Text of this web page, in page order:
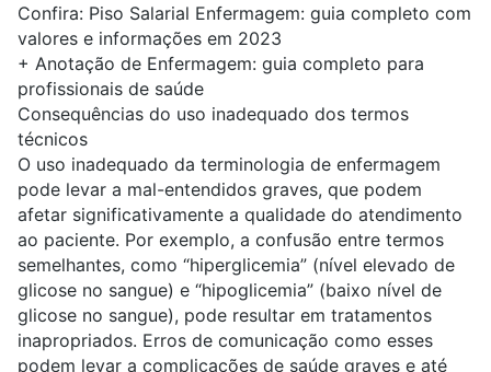
Confira: Piso Salarial Enfermagem: guia completo com
valores e informações em 2023
+ Anotação de Enfermagem: guia completo para
profissionais de saúde
Consequências do uso inadequado dos termos
técnicos
O uso inadequado da terminologia de enfermagem
pode levar a mal-entendidos graves, que podem
afetar significativamente a qualidade do atendimento
ao paciente. Por exemplo, a confusão entre termos
semelhantes, como “hiperglicemia” (nível elevado de
glicose no sangue) e “hipoglicemia” (baixo nível de
glicose no sangue), pode resultar em tratamentos
inapropriados. Erros de comunicação como esses
podem levar a complicações de saúde graves e até